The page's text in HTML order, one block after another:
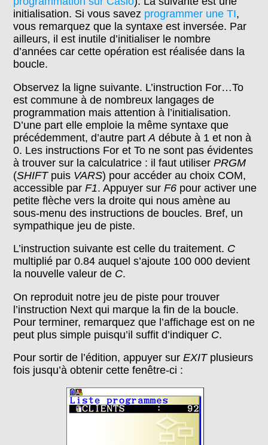
initialisation. Si vous savez programmer une TI,
vous remarquez que la syntaxe est inversée. Par
ailleurs, il est inutile d’initialiser le nombre
d’années car cette opération est réalisée dans la
boucle.
Observez la ligne suivante. L’instruction For…To
est commune à de nombreux langages de
programmation mais attention à l’initialisation.
D’une part elle emploie la même syntaxe que
précédemment, d’autre partA débute à 1 et non à
0. Les instructions For et To ne sont pas évidentes
à trouver sur la calculatrice : il faut utiliserPRGM
(SHIFTpuis VARS) pour accéder au choix COM,
accessible parF1. Appuyer surF6 pour activer une
petite flèche vers la droite qui nous amène au
sous-menu des instructions de boucles. Bref, un
sympathique jeu de piste.
L’instruction suivante est celle du traitement. C
multiplié par 0.84 auquel s’ajoute 100 000 devient
la nouvelle valeur de C.
On reproduit notre jeu de piste pour trouver
l’instruction Next qui marque la fin de la boucle.
Pour terminer, remarquez que l’affichage est on ne
peut plus simple puisqu’il suffit d’indiquer C.
Pour sortir de l’édition, appuyer surEXITplusieurs
fois jusqu’à obtenir cette fenêtre-ci :